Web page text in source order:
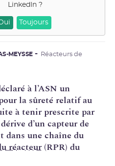
LinkedIn?
Toujours
MEYSSE
Réacteurs de
à l’ASN un
la sûreté relatif au
à tenir prescrite par
d’un capteur de
dans une chaîne du
réacteur(RPR) du